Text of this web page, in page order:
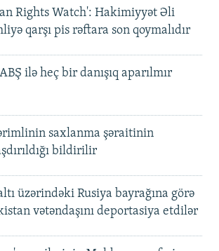
Rights Watch': Hakimiyyət Əli
qarşı pis rəftara son qoymalıdır
ilə heç bir danışıq aparılmır
saxlanma şəraitinin
bildirilir
üzərindəki Rusiya bayrağına görə
vətəndaşını deportasiya etdilər